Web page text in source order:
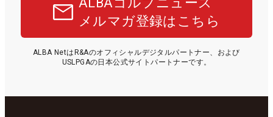
メルマガ登録はこちら
ALBA NetはR&Aのオフィシャルデジタルパートナー、および
USLPGAの日本公式サイトパートナーです。